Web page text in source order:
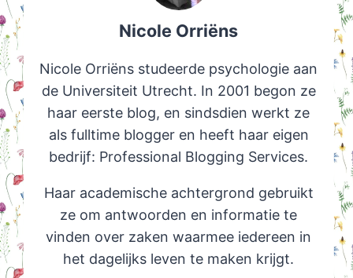
Nicole Orriëns
Nicole Orriëns studeerde psychologie aan
de Universiteit Utrecht. In 2001 begon ze
haar eerste blog, en sindsdien werkt ze
als fulltime blogger en heeft haar eigen
bedrijf: Professional Blogging Services.
Haar academische achtergrond gebruikt
ze om antwoorden en informatie te
vinden over zaken waarmee iedereen in
het dagelijks leven te maken krijgt.